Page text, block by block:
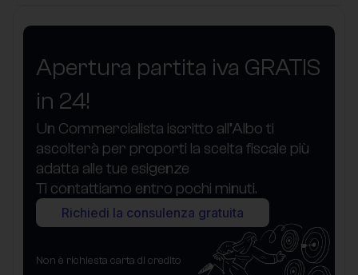
Apertura partita iva GRATIS
in 24!
Un Commercialista iscritto all’Albo ti
ascolterà per proporti la scelta fiscale più
adatta alle tue esigenze
Ti contattiamo entro pochi minuti.
Richiedi la consulenza gratuita
Non è richiesta carta di credito